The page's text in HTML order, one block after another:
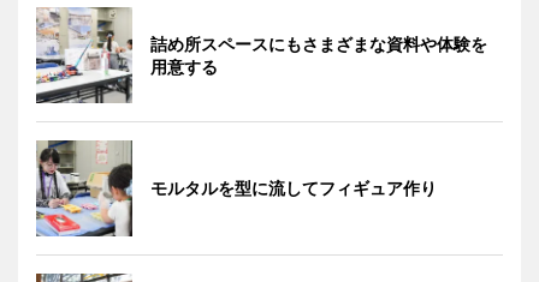
詰め所スペースにもさまざまな資料や体験を
用意する
モルタルを型に流してフィギュア作り